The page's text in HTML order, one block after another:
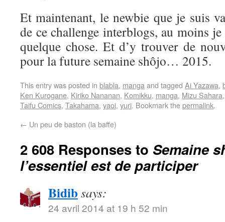
Et maintenant, le newbie que je suis
de ce challenge interblogs, au moins
quelque chose. Et d’y trouver de
pour la future semaine shôjo… 2015.
This entry was posted in blabla, mangaand tagged Ai Yazawa,
Ken Kurogane, Kiriko Nananan, Komikku, manga, Mizu Sahara
Taifu Comics, Takahama, yaoi, yuri. Bookmark thepermalink.
← Un peu de baston (la baffe)
2 608 Responses to Semaine
l’essentiel est de participer
Bidibsays:
24 avril 2014 at 19 h 52 min